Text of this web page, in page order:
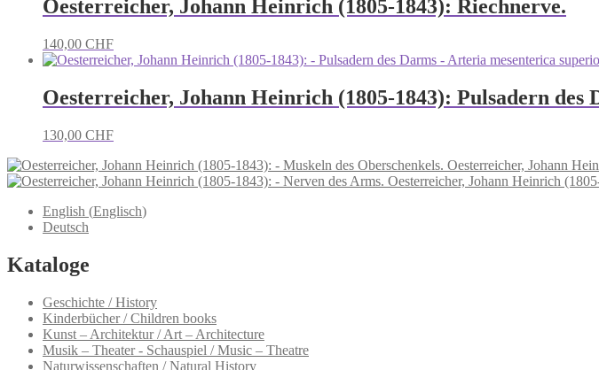
Oesterreicher, Johann Heinrich (1805-1843): Riechnerve.
140,00 CHF
Oesterreicher, Johann Heinrich (1805-1843): Pulsadern
130,00 CHF
Oesterreicher, Johann
Oesterreicher, Johann Heinrich
English (Englisch)
Deutsch
Kataloge
Geschichte / History
Kinderbücher / Children books
Kunst – Architektur / Art – Architecture
Musik – Theater - Schauspiel / Music – Theatre
Naturwissenschaften / Natural History